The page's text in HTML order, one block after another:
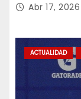
Abr 17, 2026
ACTUALIDAD